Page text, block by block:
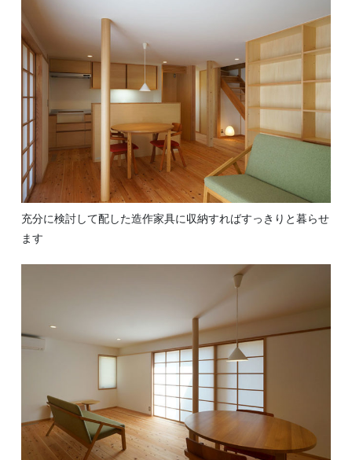
充分に検討して配した造作家具に収納すればすっきりと暮らせ
ます